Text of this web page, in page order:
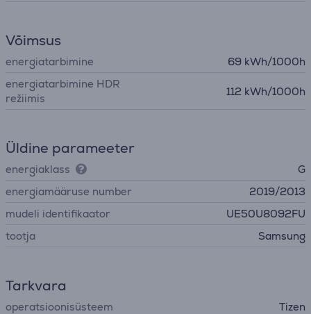
Võimsus
energiatarbimine
69 kWh/1000h
energiatarbimine HDR
režiimis
112 kWh/1000h
Üldine parameeter
energiaklass
G
energiamääruse number
2019/2013
mudeli identifikaator
UE50U8092FU
tootja
Samsung
Tarkvara
operatsioonisüsteem Tizen